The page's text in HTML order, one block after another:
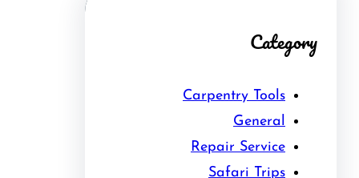
Category
Carpentry Tools
General
Repair Service
Safari Trips